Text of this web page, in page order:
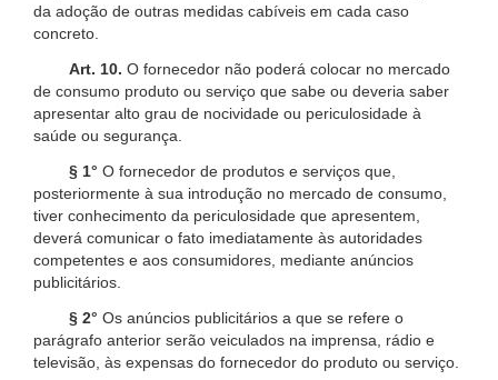
da adoção de outras medidas cabíveis em cada caso
concreto.
Art. 10. O fornecedor não poderá colocar no mercado
de consumo produto ou serviço que sabe ou deveria saber
apresentar alto grau de nocividade ou periculosidade à
saúde ou segurança.
§ 1° O fornecedor de produtos e serviços que,
posteriormente à sua introdução no mercado de consumo,
tiver conhecimento da periculosidade que apresentem,
deverá comunicar o fato imediatamente às autoridades
competentes e aos consumidores, mediante anúncios
publicitários.
§ 2° Os anúncios publicitários a que se refere o
parágrafo anterior serão veiculados na imprensa, rádio e
televisão, às expensas do fornecedor do produto ou serviço.